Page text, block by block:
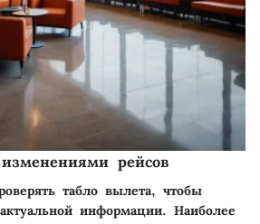
рейсов
табло вылета, чтобы
информации. Наиболее